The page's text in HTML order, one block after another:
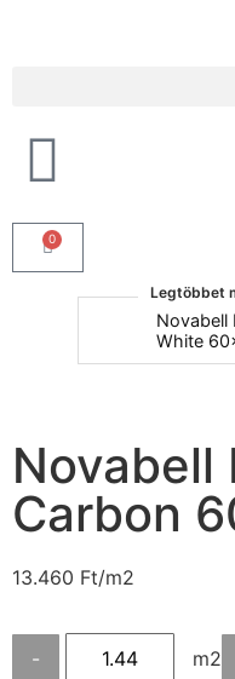
0
Legtöbbet
Novabell
White
Novabell
Carbon
13.460 Ft/m2
- m2